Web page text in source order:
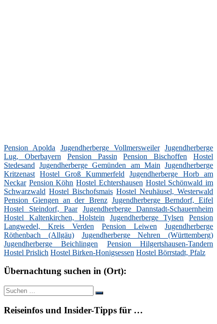
Pension Apolda Jugendherberge Vollmersweiler
Jugendherberge
Lug, Oberbayern
Pension Passin Pension Bischoffen
Hostel
Stedesand
Jugendherberge Gemünden am Main Jugendherberge
Kritzenast
Hostel Groß Kummerfeld
Jugendherberge Horb am
Neckar Pension Köhn Hostel Echtershausen Hostel Schönwald im
Schwarzwald Hostel Bischofsmais Hostel Neuhäusel, Westerwald
Pension Giengen an der Brenz Jugendherberge Berndorf, Eifel
Hostel Steindorf, Paar
Jugendherberge Dannstadt-Schauernheim
Hostel Kaltenkirchen, Holstein
Jugendherberge Tylsen
Pension
Langwedel, Kreis Verden
Pension Leiwen
Jugendherberge
Röthenbach (Allgäu)
Jugendherberge Nehren (Württemberg)
Jugendherberge Beichlingen
Pension Hilgertshausen-Tandern
Hostel Prislich Hostel Birken-Honigsessen Hostel Börrstadt, Pfalz
Übernachtung suchen in (Ort):
Suche
nach:
Suchen
Reiseinfos und Insider-Tipps für …